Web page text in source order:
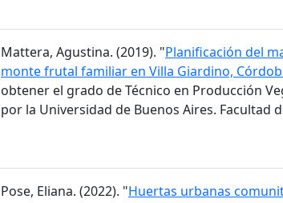
Mattera, Agustina. (2019). "Planificación del
monte frutal familiar en Villa Giardino,
obtener el grado de Técnico en Producción
por la Universidad de Buenos Aires. Facultad
Pose, Eliana. (2022). "Huertas urbanas